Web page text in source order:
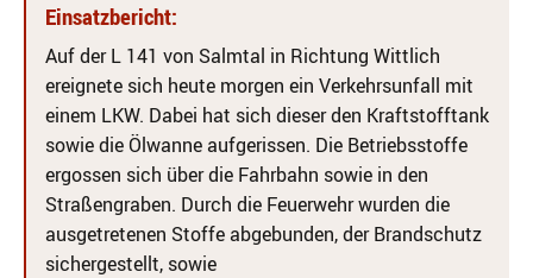
Einsatzbericht:
Auf der L 141 von Salmtal in Richtung Wittlich
ereignete sich heute morgen ein Verkehrsunfall mit
einem LKW. Dabei hat sich dieser den Kraftstofftank
sowie die Ölwanne aufgerissen. Die Betriebsstoffe
ergossen sich über die Fahrbahn sowie in den
Straßengraben. Durch die Feuerwehr wurden die
ausgetretenen Stoffe abgebunden, der Brandschutz
sichergestellt, sowie